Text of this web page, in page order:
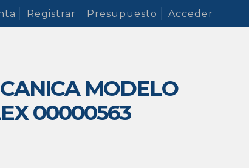
Registrar Presupuesto Acceder
MODELO
00000563